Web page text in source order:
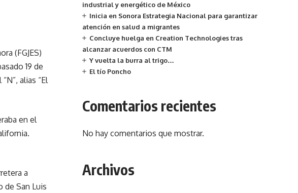
(FGJES)
19 de
alias “El
en el
a
de San Luis
industrial y energético de México
Inicia en Sonora Estrategia Nacional para garantizar
atención en salud a migrantes
Concluye huelga en Creation Technologies tras
alcanzar acuerdos con CTM
Y vuelta la burra al trigo…
El tío Poncho
Comentarios recientes
No hay comentarios que mostrar.
Archivos